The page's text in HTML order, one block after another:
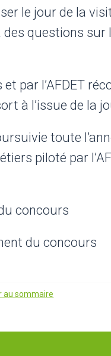
le jour de la
questions sur
par l’AFDET
à l’issue de la
toute
piloté par
concours
du concours
au sommaire